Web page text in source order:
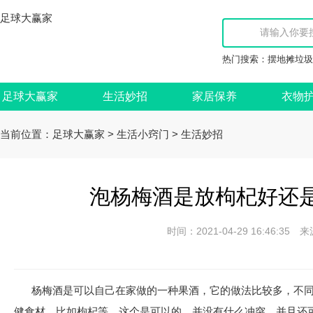
足球大赢家
热门搜索： 摆地摊垃
足球大赢家 生活妙招 家居保养 衣物
当前位置： 足球大赢家 > 生活小窍门 > 生活妙招
泡杨梅酒是放枸杞好还
时间：2021-04-29 16:46:35
杨梅酒是可以自己在家做的一种果酒，它的做法比较多，不